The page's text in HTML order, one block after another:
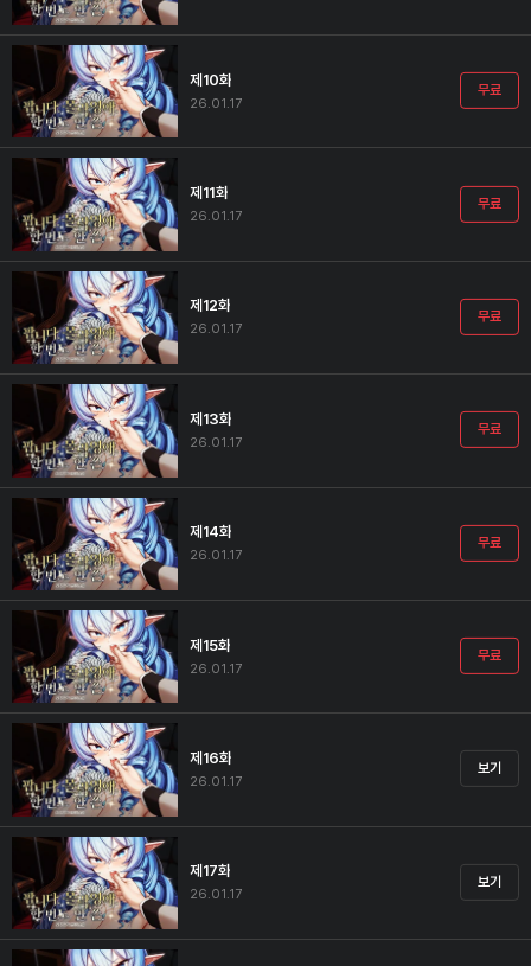
제10화
26.01.17
무료
제11화
26.01.17
무료
제12화
26.01.17
무료
제13화
26.01.17
무료
제14화
26.01.17
무료
제15화
26.01.17
무료
제16화
26.01.17
보기
제17화
26.01.17
보기